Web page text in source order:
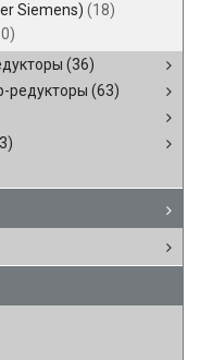
Siemens) (18)
(36)
редукторы (63)